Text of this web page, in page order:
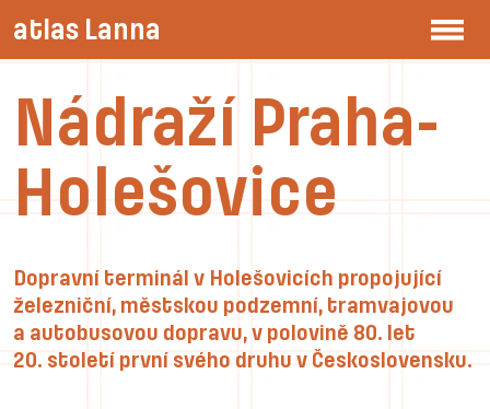
atlas Lanna
Nádraží Praha-
Holešovice
Dopravní terminál v Holešovicích propojující
železniční, městskou podzemní, tramvajovou
a autobusovou dopravu, v polovině 80. let
20. století první svého druhu v Československu.